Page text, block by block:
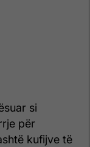
si
për
kufijve të